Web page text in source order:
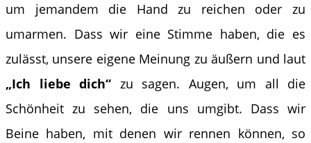
um jemandem die Hand zu reichen oder zu
umarmen. Dass wir eine Stimme haben, die es
zulässt, unsere eigene Meinung zu äußern und laut
„Ich liebe dich“ zu sagen. Augen, um all die
Schönheit zu sehen, die uns umgibt. Dass wir
Beine haben, mit denen wir rennen können, so